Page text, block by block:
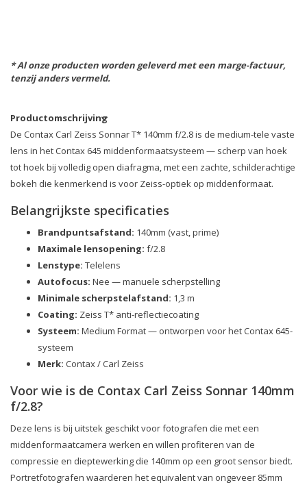
* Al onze producten worden geleverd met een marge-factuur,
tenzij anders vermeld.
Productomschrijving
De Contax Carl Zeiss Sonnar T* 140mm f/2.8 is de medium-tele vaste
lens in het Contax 645 middenformaatsysteem — scherp van hoek
tot hoek bij volledig open diafragma, met een zachte, schilderachtige
bokeh die kenmerkend is voor Zeiss-optiek op middenformaat.
Belangrijkste specificaties
Brandpuntsafstand: 140mm (vast, prime)
Maximale lensopening: f/2.8
Lenstype: Telelens
Autofocus: Nee — manuele scherpstelling
Minimale scherpstelafstand: 1,3 m
Coating: Zeiss T* anti-reflectiecoating
Systeem: Medium Format — ontworpen voor het Contax 645-
systeem
Merk: Contax / Carl Zeiss
Voor wie is de Contax Carl Zeiss Sonnar 140mm
f/2.8?
Deze lens is bij uitstek geschikt voor fotografen die met een
middenformaatcamera werken en willen profiteren van de
compressie en dieptewerking die 140mm op een groot sensor biedt.
Portretfotografen waarderen het equivalent van ongeveer 85mm